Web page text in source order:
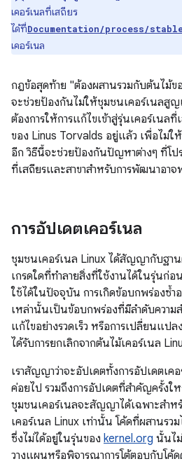
เคอร์เนลที่เสถียร
ได้ที่Documentation/process/
เคอร์เนล
กฎข้อสุดท้าย "ต้องผสานรวมกับต้นไม้ข
จะช่วยป้องกันไม่ให้ชุมชนเคอร์เนลสูญ
ต้องการให้การแก้ไขเข้าสู่รุ่นเคอร์เนล
ของ Linus Torvalds อยู่แล้ว เพื่อไม่
อีก วิธีนี้จะช่วยป้องกันปัญหาต่างๆ ที่โป
ที่เสถียรและสาขาสำหรับการพัฒนาอาจ
การอัปเดตเคอร์เนล
ชุมชนเคอร์เนล Linux ได้สัญญากับฐาน
เกรดใดที่ทำลายสิ่งที่ใช้งานได้ในรุ่นก่
ใช้ได้ในปัจจุบัน การเกิดข้อบกพร่องซ้ำ
เหล่านั้นเป็นข้อบกพร่องที่มีลำดับความ
แก้ไขอย่างรวดเร็ว หรือการเปลี่ยนแป
ได้รับการยกเลิกจากต้นไม้เคอร์เนล
เราสัญญาว่าจะอัปเดตทั้งการอัปเดตเ
ค่อยไป รวมถึงการอัปเดตที่สำคัญครั้งใ
ชุมชนเคอร์เนลจะสัญญาได้เฉพาะสำห
เคอร์เนล Linux เท่านั้น โค้ดที่ผสานรว
ซึ่งไม่ได้อยู่ในรุ่นของ kernel.org นั้นไ
วางแผนหรือพิจารณาการโต้ตอบกับโค้ด